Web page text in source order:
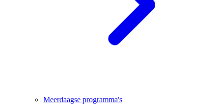
Meerdaagse programma's